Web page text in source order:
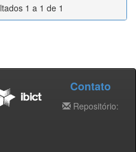
1 a 1 de 1
Contato
Repositório: